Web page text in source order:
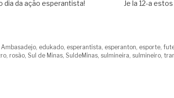
dia da ação esperantista! Je la 12-a
Ambasadejo edukado esperantista esperanton esporte ,
rosão Sul de Minas SuldeMinas sulmineira sulmineiro